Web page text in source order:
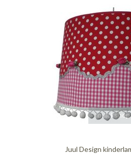
quickshop
Juul Design